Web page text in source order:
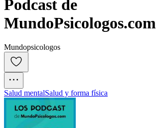
Podcast de
MundoPsicologos.com
Mundopsicologos
Salud mentalSalud y forma física